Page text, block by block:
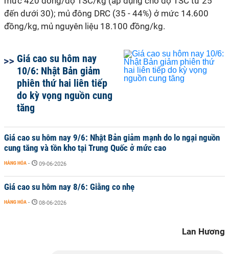
đến dưới 30); mủ đông DRC (35 - 44%) ở mức 14.600
đồng/kg, mủ nguyên liệu 18.100 đồng/kg.
Giá cao su hôm nay
10/6: Nhật Bản giảm
phiên thứ hai liên tiếp
do kỳ vọng nguồn cung
tăng
Giá cao su hôm nay 9/6: Nhật Bản giảm mạnh do lo ngại nguồn
cung tăng và tồn kho tại Trung Quốc ở mức cao
HÀNG HÓA - 09-06-2026
Giá cao su hôm nay 8/6: Giằng co nhẹ
HÀNG HÓA - 08-06-2026
Lan Hương